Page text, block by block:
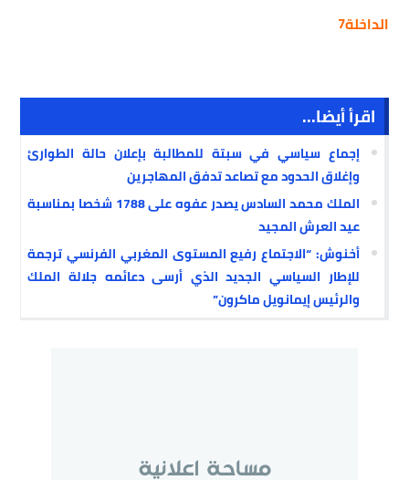
الداخلة7
اقرأ أيضا...
إجماع سياسي في سبتة للمطالبة بإعلان حالة الطوارئ
وإغلاق الحدود مع تصاعد تدفق المهاجرين
الملك محمد السادس يصدر عفوه على 1788 شخصا بمناسبة
عيد العرش المجيد
أخنوش: “الاجتماع رفيع المستوى المغربي الفرنسي ترجمة
للإطار السياسي الجديد الذي أرسى دعائمه جلالة الملك
والرئيس إيمانويل ماكرون”